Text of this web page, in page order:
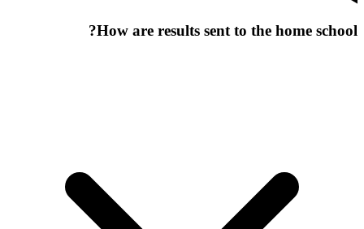
How are results sent to the home school?